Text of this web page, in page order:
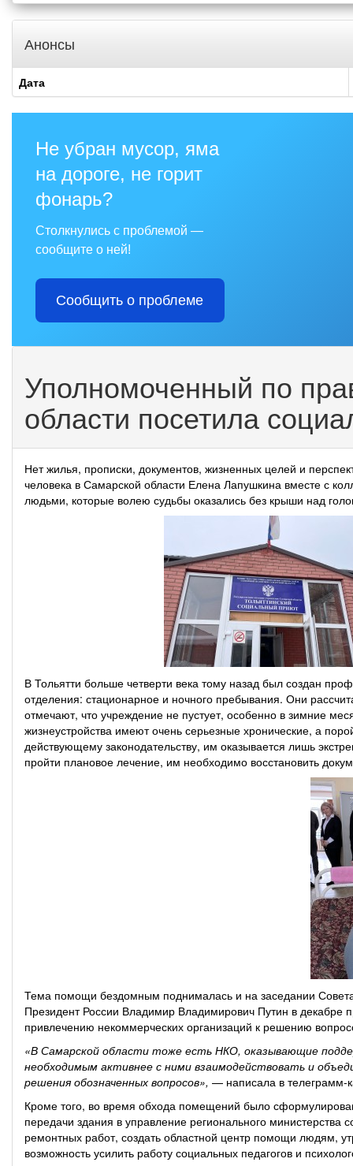
Анонсы
Дата
Не убран мусор, яма
на дороге, не горит
фонарь?
Столкнулись с проблемой —
сообщите о ней!
Сообщить о проблеме
Уполномоченный по
области посетила
Нет жилья, прописки, документов, жизненных целей и
человека в Самарской области Елена Лапушкина вместе с
людьми, которые волею судьбы оказались без крыши над
В Тольятти больше четверти века тому назад был создан
отделения: стационарное и ночного пребывания. Они
отмечают, что учреждение не пустует, особенно в зимние
жизнеустройства имеют очень серьезные хронические, а
действующему законодательству, им оказывается лишь
пройти плановое лечение, им необходимо восстановить
Тема помощи бездомным поднималась и на заседании
Президент России Владимир Владимирович Путин в декабре
привлечению некоммерческих организаций к решению
«В Самарской области тоже есть НКО, оказывающие
необходимым активнее с ними взаимодействовать и
решения обозначенных вопросов», — написала в телеграмм-
Кроме того, во время обхода помещений было
передачи здания в управление регионального
ремонтных работ, создать областной центр помощи людям,
возможность усилить работу социальных педагогов и